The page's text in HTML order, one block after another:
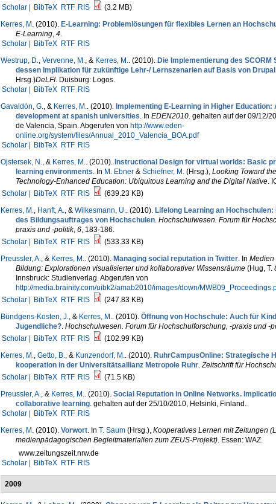
Scholar |
BibTeX RTF RIS
(3.2 MB)
Kerres, M . (2010). E-Learning: Problemlösungen für flexibles Lernen an
E-Learning, 4.
Scholar |
BibTeX RTF RIS
Westrup, D., Vervenne, M., & Kerres, M.. (2010). Die Implementierung des SCORM
dessen Implikation für zukünftige Lehr-/ Lernszenarien auf Basis von Drupal
Hrsg.)DeLFI. Duisburg: Logos.
Scholar |
BibTeX RTF RIS
Gavaldón, G., & Kerres, M.. (2010). Implementing E-Learning in Higher
development at spanish universities. In EDEN2010. gehalten auf der 09/12/
de Valencia, Spain. Abgerufen von http://www.eden-
online.org/system/files/Annual_2010_Valencia_BOA.pdf
Scholar |
BibTeX RTF RIS
Ojstersek, N., & Kerres, M.. (2010). Instructional Design for virtual worlds: Basic
learning environments. In M. Ebner& Schiefner, M.(Hrsg.), Looking Toward
Technology-Enhanced Education: Ubiquitous Learning and the Digital Native.
Scholar |
BibTeX RTF RIS
(639.23 KB)
Kerres, M., Hanft, A., & Wilkesmann, U.. (2010). Lifelong Learning an
des Bildungsauftrages von Hochschulen. Hochschulwesen. Forum für
praxis und -politik, 6, 183-186.
Scholar |
BibTeX RTF RIS
(533.33 KB)
Preussler, A., & Kerres, M.. (2010). Managing social reputation in Twitter. In Medien
Bildung: Explorationen visualisierter und kollaborativer Wissensräume(Hug, T.
Innsbruck: Studienverlag. Abgerufen von
http://media.brainity.com/uibk2/amab2010/images/down/
Scholar |
BibTeX RTF RIS
(247.83 KB)
Bündgens-Kosten, J., & Kerres, M.. (2010). Öffnung von Hochschule: Auch für
Jugendliche?. Hochschulwesen. Forum für Hochschulforschung, -praxis und -
Scholar |
BibTeX RTF RIS
(102.99 KB)
Kerres, M., Getto, B., & Kunzendorf, M.. (2010). RuhrCampusOnline: Strategische
kooperation in der Universitätsallianz Metropole Ruhr.Zeitschrift für
Scholar |
BibTeX RTF RIS
(71.5 KB)
Preussler, A., & Kerres, M.. (2010). Social Reputation in Online Networks.
collaborative learning. gehalten auf der 25/10/2010, Helsinki, Finland.
Scholar |
BibTeX RTF RIS
Kerres, M . (2010). Vorwort. In T. Saum(Hrsg.), Kooperatives Lernen mit Zeitungen
medienpädagogischen Begleitmaterialien zum ZEUS-Projekt). Essen: WAZ.
www.zeitungszeit.nrw.de
Scholar |
BibTeX RTF RIS
2009